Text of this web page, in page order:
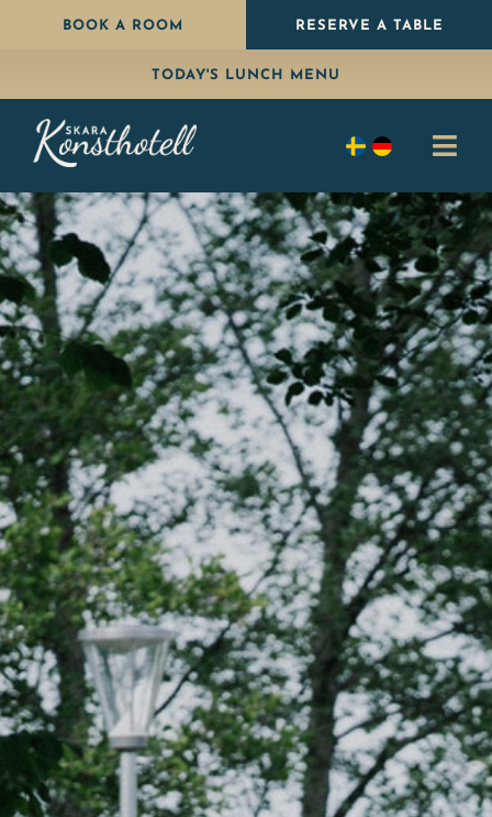
BOOK A ROOM RESERVE A TABLE
TODAY'S LUNCH MENU
Stay
Eat
Package
Celebrate
Conference
Christmas buffet
Experience
Contact
Events
Art
About us